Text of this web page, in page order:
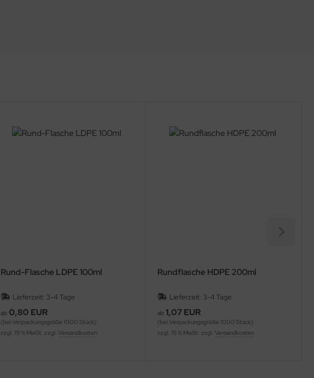
Rund-Flasche LDPE 100ml
Lieferzeit: 3-4 Tage
ab 0,80 EUR
(bei Verpackungsgröße 1000 Stück)
zzgl. 19 % MwSt. zzgl.Versandkosten
Rundflasche HDPE 200ml
Lieferzeit: 3-4 Tage
ab 1,07 EUR
(bei Verpackungsgröße 1000 Stück)
zzgl. 19 % MwSt. zzgl. Versandkosten